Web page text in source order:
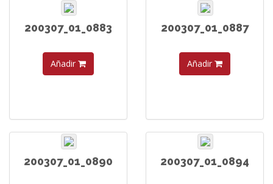
200307_01_0883
Añadir
200307_01_0887
Añadir
200307_01_0890 200307_01_0894